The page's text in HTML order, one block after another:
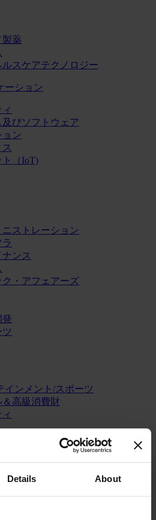
Details About
製薬
スケアテクノロジー
ーション
びソフトウェア
ョン
ト（IoT)
ストレーション
ンス
・アフェアーズ
発
インメント/スポーツ
＆高級消費財
ー